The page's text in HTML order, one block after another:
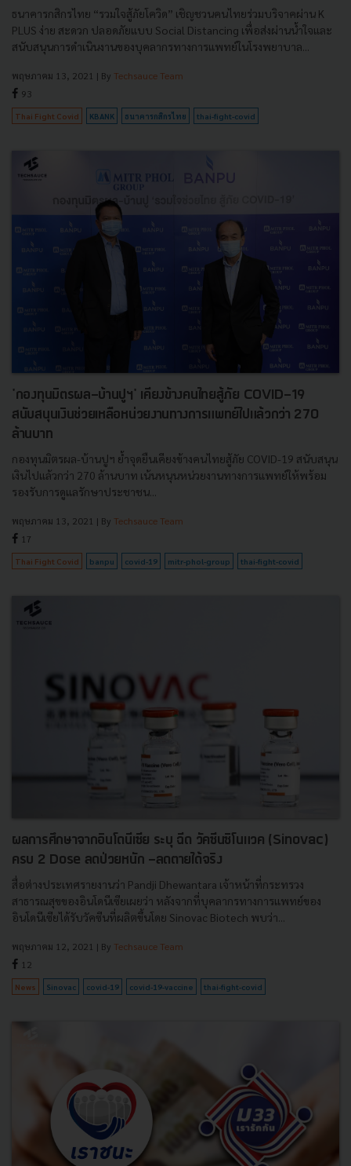
ธนาคารกสิกรไทย “รวมใจสู้ภัยโควิด” เชิญชวนคนไทยร่วมบริจาคผ่าน K
PLUS ง่าย สะดวก ปลอดภัยแบบ Social Distancing เพื่อส่งผ่านน้ำใจและ
สนับสนุนการดำเนินงานของบุคลากรทางการแพทย์ในโรงพยาบาล...
พฤษภาคม 13, 2021 | By Techsauce Team
93
Thai Fight Covid KBANK ธนาคารกสิกรไทย thai-fight-covid
'กองทุนมิตรผล-บ้านปูฯ' เคียงข้างคนไทยสู้ภัย COVID-19
สนับสนุนเงินช่วยเหลือหน่วยงานทางการแพทย์ไปแล้วกว่า 270
ล้านบาท
กองทุนมิตรผล-บ้านปูฯ ย้ำจุดยืนเคียงข้างคนไทยสู้ภัย COVID-19 สนับสนุน
เงินไปแล้วกว่า 270 ล้านบาท เน้นหนุนหน่วยงานทางการแพทย์ให้พร้อม
รองรับการดูแลรักษาประชาชน...
พฤษภาคม 13, 2021 | By Techsauce Team
17
Thai Fight Covid banpu covid-19 mitr-phol-group thai-fight-covid
ผลการศึกษาจากอินโดนีเซีย ระบุ ฉีด วัคซีนซิโนแวค (Sinovac)
ครบ 2 Dose ลดป่วยหนัก -ลดตายได้จริง
สื่อต่างประเทศรายงานว่า Pandji Dhewantara เจ้าหน้าที่กระทรวง
สาธารณสุขของอินโดนีเซียเผยว่า หลังจากที่บุคลากรทางการแพทย์ของ
อินโดนีเซียได้รับวัคซีนที่ผลิตขึ้นโดย Sinovac Biotech พบว่า...
พฤษภาคม 12, 2021 | By Techsauce Team
12
News Sinovac covid-19 covid-19-vaccine thai-fight-covid